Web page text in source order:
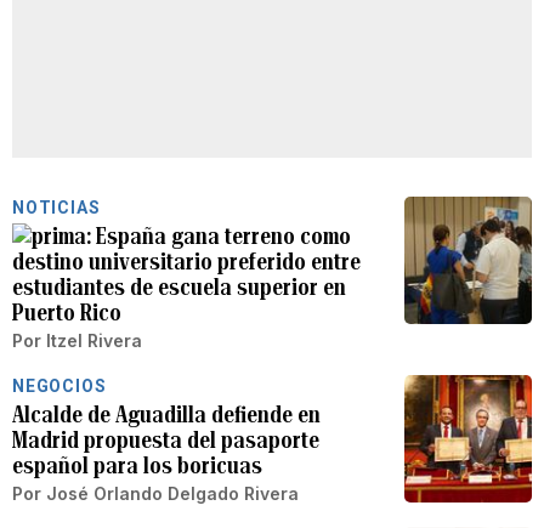
NOTICIAS
España gana terreno como
destino universitario preferido entre
estudiantes de escuela superior en
Puerto Rico
Por Itzel Rivera
NEGOCIOS
Alcalde de Aguadilla defiende en
Madrid propuesta del pasaporte
español para los boricuas
Por José Orlando Delgado Rivera